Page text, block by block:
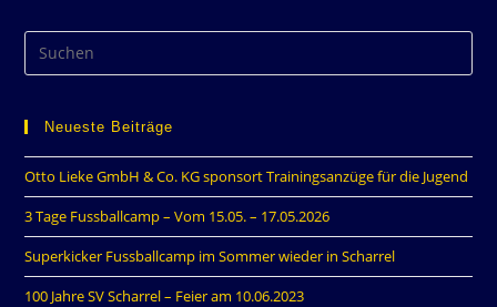
Neueste Beiträge
Otto Lieke GmbH & Co. KG sponsort Trainingsanzüge für die Jugend
3 Tage Fussballcamp – Vom 15.05. – 17.05.2026
Superkicker Fussballcamp im Sommer wieder in Scharrel
100 Jahre SV Scharrel – Feier am 10.06.2023